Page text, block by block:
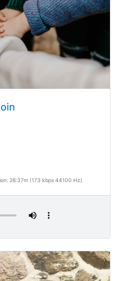
26:37m (173 kbps 44100 Hz)